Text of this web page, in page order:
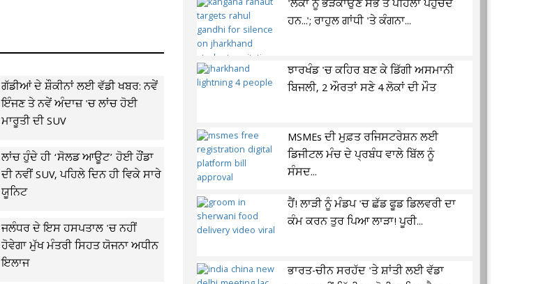
ਗੱਡੀਆਂ ਦੇ ਸ਼ੌਕੀਨਾਂ ਲਈ ਵੱਡੀ ਖਬਰ: ਨਵੇਂ
ਇੰਜਣ ਤੇ ਨਵੇਂ ਅੰਦਾਜ਼ 'ਚ ਲਾਂਚ ਹੋਈ
ਮਾਰੂਤੀ ਦੀ SUV
ਲਾਂਚ ਹੁੰਦੇ ਹੀ ‘ਸੋਲਡ ਆਊਟ’ ਹੋਈ ਹੌਂਡਾ
ਦੀ ਨਵੀਂ SUV, ਪਹਿਲੇ ਦਿਨ ਹੀ ਵਿਕੇ ਸਾਰੇ
ਯੂਨਿਟ
ਜਲੰਧਰ ਦੇ ਇਸ ਹਸਪਤਾਲ 'ਚ ਨਹੀਂ
ਹੋਵੇਗਾ ਮੁੱਖ ਮੰਤਰੀ ਸਿਹਤ ਯੋਜਨਾ ਅਧੀਨ
ਇਲਾਜ
'ਲੋਕਾਂ ਨੂੰ ਭੜਕਾਉਣ ਸਭ ਤੋਂ ਪਹਿਲਾਂ ਪਹੁੰਚਦੇ
ਹਨ...'; ਰਾਹੁਲ ਗਾਂਧੀ 'ਤੇ ਕੰਗਨਾ...
ਝਾਰਖੰਡ 'ਚ ਕਹਿਰ ਬਣ ਕੇ ਡਿੱਗੀ ਅਸਮਾਨੀ
ਬਿਜਲੀ, 2 ਔਰਤਾਂ ਸਣੇ 4 ਲੋਕਾਂ ਦੀ ਮੌਤ
MSMEs ਦੀ ਮੁਫ਼ਤ ਰਜਿਸਟਰੇਸ਼ਨ ਲਈ
ਡਿਜੀਟਲ ਮੰਚ ਦੇ ਪ੍ਰਬੰਧ ਵਾਲੇ ਬਿੱਲ ਨੂੰ
ਸੰਸਦ...
ਹੈਂ! ਲਾੜੀ ਨੂੰ ਮੰਡਪ 'ਚ ਛੱਡ ਫੂਡ ਡਿਲਵਰੀ ਦਾ
ਕੰਮ ਕਰਨ ਤੁਰ ਪਿਆ ਲਾੜਾ! ਪੂਰੀ...
ਭਾਰਤ-ਚੀਨ ਸਰਹੱਦ 'ਤੇ ਸ਼ਾਂਤੀ ਲਈ ਵੱਡਾ